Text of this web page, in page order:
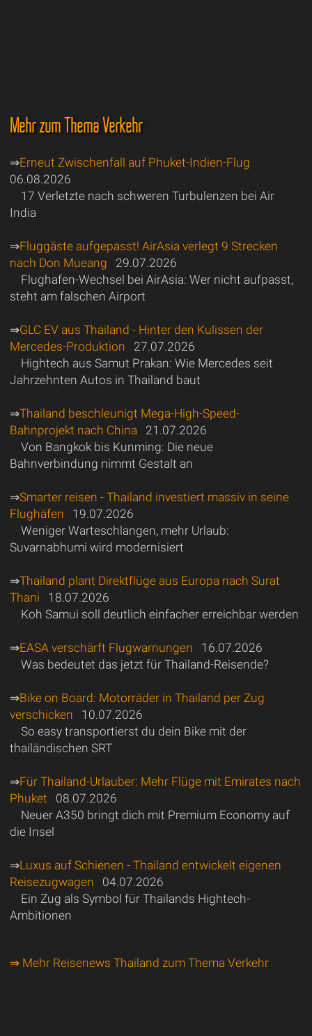
Mehr zum Thema Verkehr
⇒Erneut Zwischenfall auf Phuket-Indien-Flug
06.08.2026
17 Verletzte nach schweren Turbulenzen bei Air
India
⇒Fluggäste aufgepasst! AirAsia verlegt 9 Strecken
nach Don Mueang 29.07.2026
Flughafen-Wechsel bei AirAsia: Wer nicht aufpasst,
steht am falschen Airport
⇒GLC EV aus Thailand - Hinter den Kulissen der
Mercedes-Produktion 27.07.2026
Hightech aus Samut Prakan: Wie Mercedes seit
Jahrzehnten Autos in Thailand baut
⇒Thailand beschleunigt Mega-High-Speed-
Bahnprojekt nach China 21.07.2026
Von Bangkok bis Kunming: Die neue
Bahnverbindung nimmt Gestalt an
⇒Smarter reisen - Thailand investiert massiv in seine
Flughäfen 19.07.2026
Weniger Warteschlangen, mehr Urlaub:
Suvarnabhumi wird modernisiert
⇒Thailand plant Direktflüge aus Europa nach Surat
Thani 18.07.2026
Koh Samui soll deutlich einfacher erreichbar werden
⇒EASA verschärft Flugwarnungen 16.07.2026
Was bedeutet das jetzt für Thailand-Reisende?
⇒Bike on Board: Motorräder in Thailand per Zug
verschicken 10.07.2026
So easy transportierst du dein Bike mit der
thailändischen SRT
⇒Für Thailand-Urlauber: Mehr Flüge mit Emirates nach
Phuket 08.07.2026
Neuer A350 bringt dich mit Premium Economy auf
die Insel
⇒Luxus auf Schienen - Thailand entwickelt eigenen
Reisezugwagen 04.07.2026
Ein Zug als Symbol für Thailands Hightech-
Ambitionen
⇒ Mehr Reisenews Thailand zum Thema Verkehr